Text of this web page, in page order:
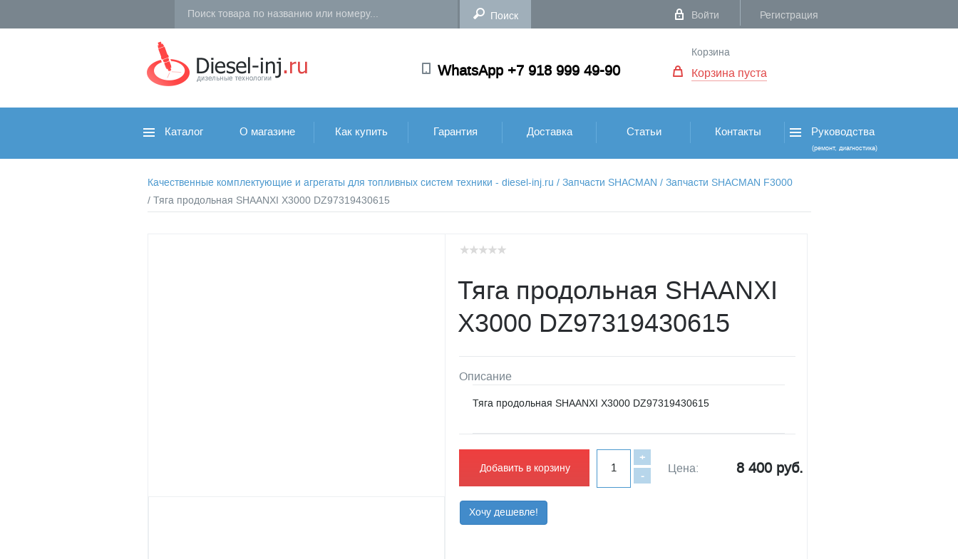
Войти Регистрация
WhatsApp +7 918 999 49-90
Корзина
Корзина пуста
Каталог О магазине Как купить Гарантия Доставка Статьи Контакты Руководства
(ремонт, диагностика)
Качественные комплектующие и агрегаты для топливных систем техники - diesel-inj.ru / Запчасти SHACMAN / Запчасти SHACMAN F3000
/ Тяга продольная SHAANXI X3000 DZ97319430615
Тяга продольная SHAANXI
X3000 DZ97319430615
Описание
Тяга продольная SHAANXI X3000 DZ97319430615
Цена: 8 400 руб.
Добавить в корзину
-
+
Хочу дешевле!